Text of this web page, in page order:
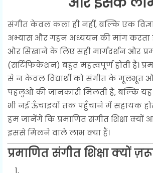
संगीत केवल कला ही नहीं, बल्कि एक
अभ्यास और गहन अध्ययन की मांग करता
और सिखाने के लिए सही मार्गदर्शन और
(सर्टिफिकेशन) बहुत महत्वपूर्ण होती है।
से न केवल विद्यार्थी को संगीत के मूलभूत
पहलुओं की जानकारी मिलती है, बल्कि
भी नई ऊँचाइयों तक पहुँचाने में सहायक
हम जानेंगे कि प्रमाणित संगीत शिक्षा
इससे मिलने वाले लाभ क्या हैं।
प्रमाणित संगीत शिक्षा क्यों